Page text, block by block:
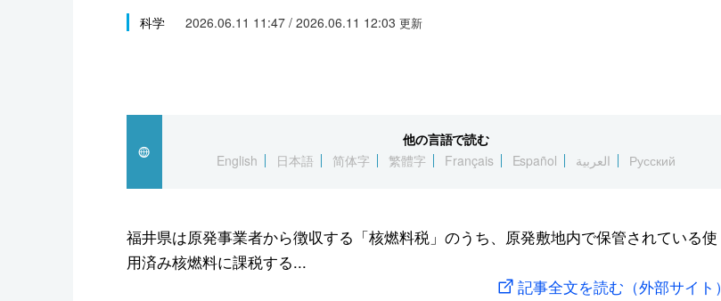
文化
スポーツ・東京2020
科学 2026.06.11 11:47 / 2026.06.11 12:03 更新
他の言語で読む
English
日本語 简体字 繁體字 Français Español العربية Русский
福井県は原発事業者から徴収する「核燃料税」のうち、原発敷地内で保管されている使
用済み核燃料に課税する...
記事全文を読む（外部サイト）